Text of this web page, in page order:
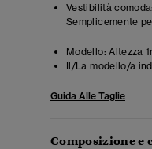
Vestibilità
Semplicemente
Modello: Altezza
Il/La modello/a
Guida Alle Taglie
Composizione e